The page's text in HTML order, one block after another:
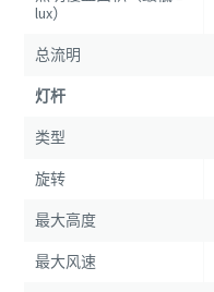
lux）
总流明
灯杆
类型
旋转
最大高度
最大风速